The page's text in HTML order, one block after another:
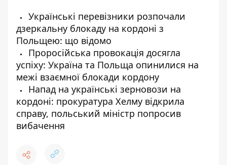
Українські перевізники розпочали
дзеркальну блокаду на кордоні з
Польщею: що відомо
Проросійська провокація досягла
успіху: Україна та Польща опинилися на
межі взаємної блокади кордону
Напад на українські зерновози на
кордоні: прокуратура Хелму відкрила
справу, польський міністр попросив
вибачення